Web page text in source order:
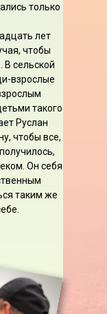
только
лет
чтобы
В сельской
взрослые
такого
Руслан
чтобы все,
Он себя
таким же